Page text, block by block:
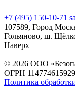
+7 (495) 150-10-71
107589, Город
Гольяново, ш.
Наверх
© 2026 ООО
ОГРН
Политика